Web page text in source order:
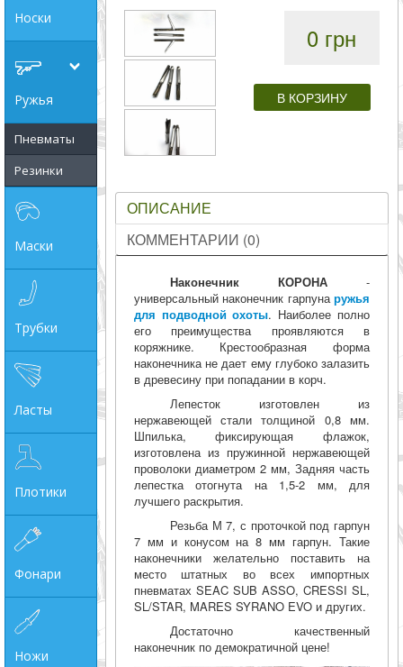
Производитель
_JSHOP_SEARCH_COINS
от
до
грн
Носки
Ружья
Пневматы
Резинки
Маски
Трубки
Ласты
Плотики
Фонари
Ножи
0 грн
ОПИСАНИЕ
КОММЕНТАРИИ (0)
Наконечник КОРОНА-
универсальный наконечник гарпунаружья
для подводной охоты. Наиболее полно
его преимущества проявляются в
коряжнике. Крестообразная форма
наконечника не дает ему глубоко залазить
в древесину при попадании в корч.
Лепесток изготовлен из
нержавеющей стали толщиной 0,8 мм.
Шпилька, фиксирующая флажок,
изготовлена из пружинной нержавеющей
проволоки диаметром 2 мм, Задняя часть
лепестка отогнута на 1,5-2 мм, для
лучшего раскрытия.
Резьба М 7, с проточкой под гарпун
7 мм и конусом на 8 мм гарпун. Такие
наконечники желательно поставить на
место штатных во всех импортных
пневматах SEAC SUB ASSO, CRESSI SL,
SL/STAR, MARES SYRANO EVO и других.
Достаточно качественный
наконечник по демократичной цене!